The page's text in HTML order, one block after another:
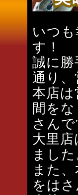
いつ
す！
誠に
通り
本店
間を
さん
大里
ました
また
をは